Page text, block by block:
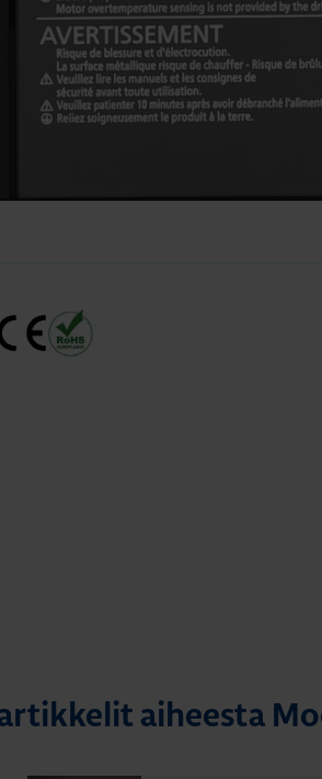
aiheesta